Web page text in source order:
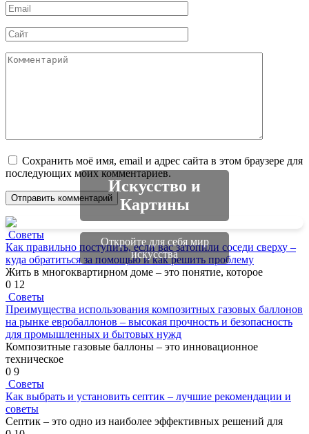
Email
*
Сайт
Комментарий
Сохранить моё имя, email и адрес сайта в этом браузере для
последующих моих комментариев.
Искусство и
Картины
Откройте для себя мир
искусства
Советы
Как правильно поступить, если вас затопили соседи сверху –
куда обратиться за помощью и как решить проблему
Жить в многоквартирном доме – это понятие, которое
0 12
Советы
Преимущества использования композитных газовых баллонов
на рынке евробаллонов – высокая прочность и безопасность
для промышленных и бытовых нужд
Композитные газовые баллоны – это инновационное
техническое
0 9
Советы
Как выбрать и установить септик – лучшие рекомендации и
советы
Септик – это одно из наиболее эффективных решений для